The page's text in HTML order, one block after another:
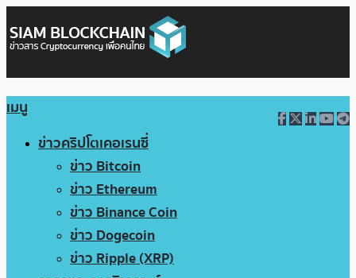
เมนู
ข่าวคริปโตเคอเรนซี่
ข่าว Bitcoin
ข่าว Ethereum
ข่าว Binance Coin
ข่าว Dogecoin
ข่าว Ripple (XRP)